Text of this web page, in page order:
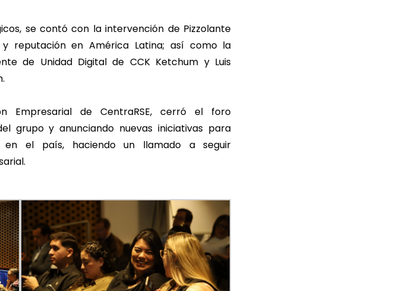
se contó con la intervención de Pizzolante
reputación en América Latina; así como la
de Unidad Digital de CCK Ketchum y Luis
Empresarial de CentraRSE, cerró el foro
grupo y anunciando nuevas iniciativas para
el país, haciendo un llamado a seguir